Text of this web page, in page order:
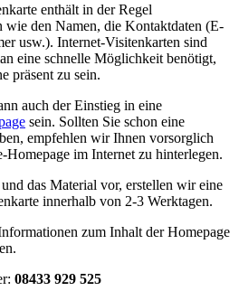
enthält in der Regel
wie den Namen, die Kontaktdaten (E-
usw.). Internet-Visitenkarten sind
eine schnelle Möglichkeit benötigt,
präsent zu sein.
auch der Einstieg in eine
sein. Sollten Sie schon eine
empfehlen wir Ihnen vorsorglich
Homepage im Internet zu hinterlegen.
das Material vor, erstellen wir eine
innerhalb von 2-3 Werktagen.
zum Inhalt der Homepage
08433 929 525